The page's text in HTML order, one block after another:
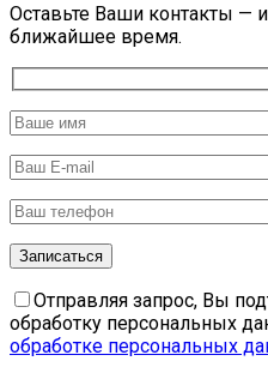
Оставьте Ваши контакты —
ближайшее время.
Отправляя запрос, Вы
обработку персональных
обработке персональных